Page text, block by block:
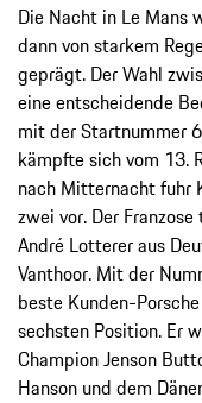
Die Nacht in Le Mans
dann von starkem
geprägt. Der Wahl
eine entscheidende
mit der Startnummer
kämpfte sich vom 13.
nach Mitternacht fuhr
zwei vor. Der
André Lotterer aus
Vanthoor. Mit der
beste Kunden-
sechsten Position. Er
Champion Jenson
Hanson und dem